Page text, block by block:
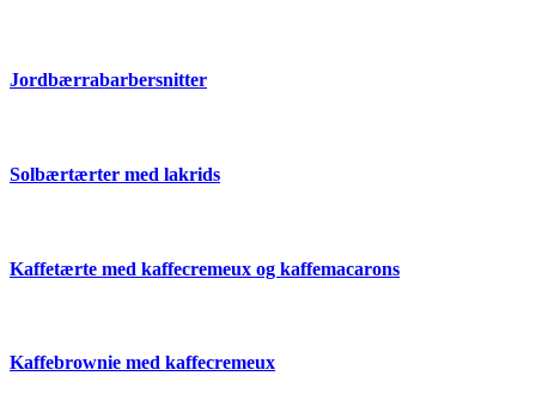
Jordbærrabarbersnitter
Solbærtærter med lakrids
Kaffetærte med kaffecremeux og kaffemacarons
Kaffebrownie med kaffecremeux